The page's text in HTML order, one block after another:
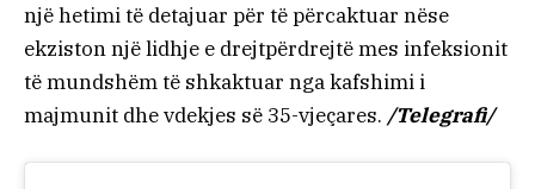
një hetimi të detajuar për të përcaktuar nëse
ekziston një lidhje e drejtpërdrejtë mes infeksionit
të mundshëm të shkaktuar nga kafshimi i
majmunit dhe vdekjes së 35-vjeçares. /Telegrafi/